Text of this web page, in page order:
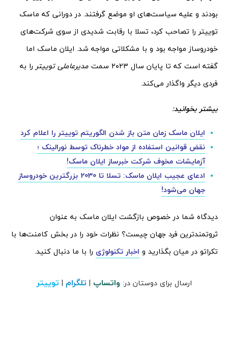
بودند و علیه سیاست‌های او موضع گرفتند. در دورانی که ماسک
توییتر را تصاحب کرد، تسلا با رقابت شدیدی از سوی شرکت‌های
خودروساز مواجه بود و با مشکلاتی مواجه شد. ایلان ماسک اما
گفته است که تا پایان سال ۲۰۲۳ سمت
مدیرعاملی توییتررا به
فردی دیگر واگذار می‌کند.
بیشتر بخوانید:
ایلان ماسک زمان متن باز شدن الگوریتم توییتر را اعلام کرد
نقض قوانین استفاده از مواد خطرناک توسط نورالینک ؛
آزمایشات مخوف شرکت خبرساز ایلان ماسک!
ادعای عجیب ایلان ماسک: تسلا تا 2030 بزرگترین خودروساز
جهان می‌شود!
دیدگاه شما در خصوص بازگشت ایلان ماسک به عنوان
ثروتمندترین فرد جهان چیست؟ نظرات خود را در بخش کامنت‌ها با
تکراتو در میان بگذارید و اخبار تکنولوژی را با ما دنبال کنید.
ارسال برای دوستان در: واتساپ | تلگرام | توییتر